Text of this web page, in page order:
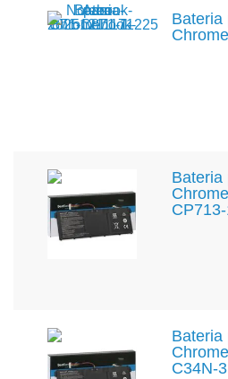
Bateria
Bateria
Bateria
C34N-